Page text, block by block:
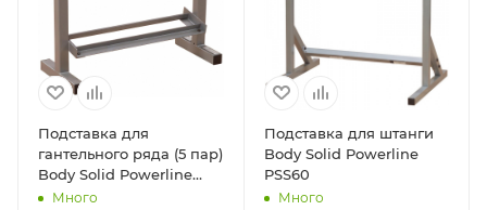
Подставка для
гантельного ряда (5 пар)
Body Solid Powerline
PDR282
Много
Подставка для штанги
Body Solid Powerline
PSS60
Много